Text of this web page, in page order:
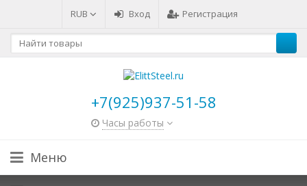
RUB Вход Регистрация
+7(925)937-51-58
Часы работы
Меню